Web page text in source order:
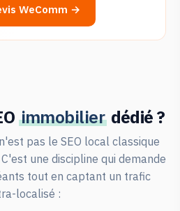
WeComm →
immobilier dédié ?
pas le SEO local classique
une discipline qui demande
tout en captant un trafic
localisé :